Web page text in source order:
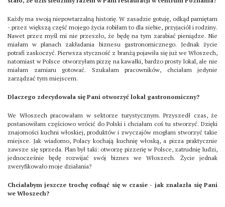
Każdy ma swoją niepowtarzalną historię. W zasadzie gotuję, odkąd pamiętam
- przez większą część mojego życia robiłam to dla siebie, przyjaciół i rodziny.
Nawet przez myśl mi nie przeszło, że będę na tym zarabiać pieniądze. Nie
miałam w planach zakładania biznesu gastronomicznego. Jednak życie
potrafi zaskoczyć. Pierwsza styczność z branżą pojawiła się już we Włoszech,
natomiast w Polsce otworzyłam pizzę na kawałki, bardzo prosty lokal, ale nie
miałam zamiaru gotować. Szukałam pracowników, chciałam jedynie
zarządzać tym miejscem.
Dlaczego zdecydowała się Pani otworzyć lokal gastronomiczny?
We Włoszech pracowałam w sektorze turystycznym. Przyszedł czas, że
postanowiłam częściowo wrócić do Polski i chciałam coś tu stworzyć. Dzięki
znajomości kuchni włoskiej, produktów i zwyczajów mogłam stworzyć takie
miejsce. Jak wiadomo, Polacy kochają kuchnię włoską, a pizza praktycznie
zawsze się sprzeda. Plan był taki: otworzę pizzerię w Polsce, zatrudnię ludzi,
jednocześnie będę rozwijać swój biznes we Włoszech. Życie jednak
zweryfikowało moje działania?
Chciałabym jeszcze trochę cofnąć się w czasie - jak znalazła się Pani
we Włoszech?